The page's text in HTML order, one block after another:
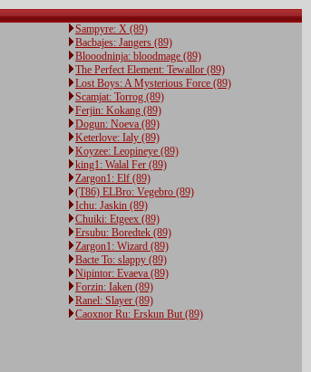
Sampyre: X (89)
Bacbajes: Jangers (89)
Blooodninja: bloodmage (89)
The Perfect Element: Tewallor (89)
Lost Boys: A Mysterious Force (89)
Scamjat: Torrog (89)
Ferjin: Kokang (89)
Dogun: Noeva (89)
Keterlove: Ialy (89)
Koyzee: Leopineye (89)
king1: Walal Fer (89)
Zargon1: Elf (89)
(T86) ELBro: Vegebro (89)
Ichu: Jaskin (89)
Chuiki: Etgeex (89)
Ersubu: Boredtek (89)
Zargon1: Wizard (89)
Bacte To: slappy (89)
Nipintor: Evaeva (89)
Forzin: Iaken (89)
Ranel: Slayer (89)
Caoxnor Ru: Erskun But (89)